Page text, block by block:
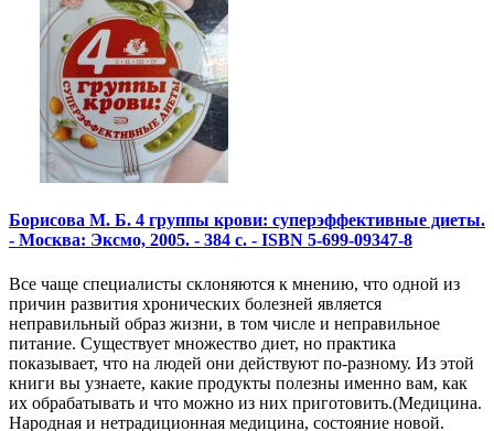
Борисова М. Б. 4 группы крови: суперэффективные диеты.
- Москва: Эксмо, 2005. - 384 с. - ISBN 5-699-09347-8
Все чаще специалисты склоняются к мнению, что одной из
причин развития хронических болезней является
неправильный образ жизни, в том числе и неправильное
питание. Существует множество диет, но практика
показывает, что на людей они действуют по-разному. Из этой
книги вы узнаете, какие продукты полезны именно вам, как
их обрабатывать и что можно из них приготовить.(Медицина.
Народная и нетрадиционная медицина, состояние новой.